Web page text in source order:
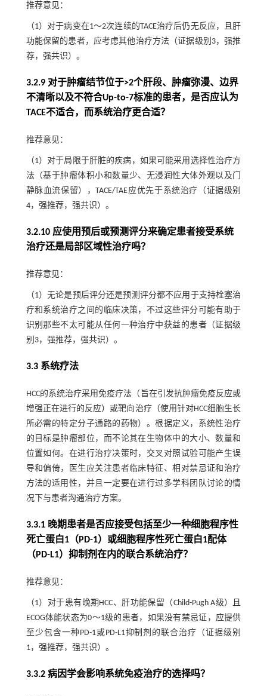
推荐意见：
（1）对于病变在1～2次连续的TACE治疗后仍无反应，且肝
功能保留的患者，应考虑其他治疗方法（证据级别3，强推
荐，强共识）。
3.2.9 对于肿瘤结节位于>2个肝段、肿瘤弥漫、边界
不清晰以及不符合Up-to-7标准的患者，是否应认为
TACE不适合，而系统治疗更合适？
推荐意见：
（1）对于局限于肝脏的疾病，如果可能采用选择性治疗方
法（基于肿瘤体积小和数量少、无浸润性大体外观以及门
静脉血流保留），TACE/TAE应优先于系统治疗（证据级别
4，强推荐，强共识）。
3.2.10 应使用预后或预测评分来确定患者接受系统
治疗还是局部区域性治疗吗？
推荐意见：
（1）无论是预后评分还是预测评分都不应用于支持栓塞治
疗和系统治疗之间的临床决策，不过这些评分可能有助于
识别那些不太可能从任何一种治疗中获益的患者（证据级
别3，强推荐，强共识）。
3.3 系统疗法
HCC的系统治疗采用免疫疗法（旨在引发抗肿瘤免疫反应或
增强正在进行的反应）或靶向治疗（使用针对HCC细胞生长
所必需的特定分子通路的药物）。根据定义，系统性治疗
的目标是肿瘤部位，而不论其在生物体中的大小、数量和
位置如何。在进行治疗决策时，交叉对照试验可能产生误
导和偏倚，医生应关注患者临床特征、相对禁忌证和治疗
方法的适用性，并且一定要在进行过多学科团队讨论的情
况下与患者沟通治疗方案。
3.3.1 晚期患者是否应接受包括至少一种细胞程序性
死亡蛋白1（PD-1）或细胞程序性死亡蛋白1配体
（PD-L1）抑制剂在内的联合系统治疗？
推荐意见：
（1）对于患有晚期HCC、肝功能保留（Child-Pugh A级）且
ECOG体能状态为0～1级的患者，如果没有禁忌证，应提供
至少包含一种PD-1或PD-L1抑制剂的联合治疗（证据级别
1，强推荐，强共识）。
3.3.2 病因学会影响系统免疫治疗的选择吗？